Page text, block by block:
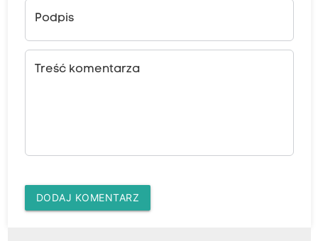
Podpis
Treść komentarza
DODAJ KOMENTARZ